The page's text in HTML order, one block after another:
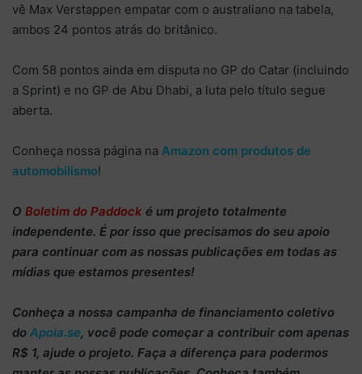
vê Max Verstappen empatar com o australiano na tabela,
ambos 24 pontos atrás do britânico.
Com 58 pontos ainda em disputa no GP do Catar (incluindo
a Sprint) e no GP de Abu Dhabi, a luta pelo título segue
aberta.
Conheça nossa página na Amazon com produtos de
automobilismo!
O Boletim do Paddock é um projeto totalmente
independente. É por isso que precisamos do seu apoio
para continuar com as nossas publicações em todas as
mídias que estamos presentes!
Conheça a nossa campanha de financiamento coletivo
do Apoia.se, você pode começar a contribuir com apenas
R$ 1, ajude o projeto. Faça a diferença para podermos